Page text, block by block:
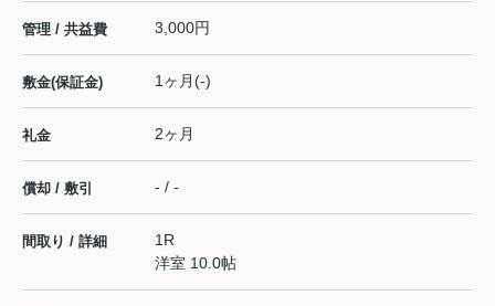
管理 / 共益費 3,000円
敷金(保証金) 1ヶ月(-)
礼金 2ヶ月
償却 / 敷引 - / -
間取り / 詳細
1R
洋室 10.0帖